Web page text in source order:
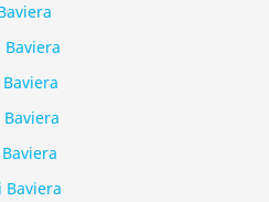
Baviera